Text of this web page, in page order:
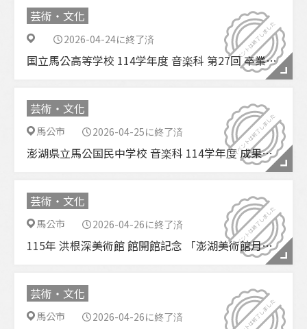
芸術・文化
2026-04-24に終了済
国立馬公高等学校 114学年度 音楽科 第27回 卒業成果発表会
芸術・文化
馬公市 2026-04-25に終了済
澎湖県立馬公国民中学校 音楽科 114学年度 成果発表会 兼 第30回 卒業音楽会
芸術・文化
馬公市 2026-04-26に終了済
115年 洪根深美術館 館開館記念 「澎湖美術館月」イベント
芸術・文化
馬公市 2026-04-26に終了済